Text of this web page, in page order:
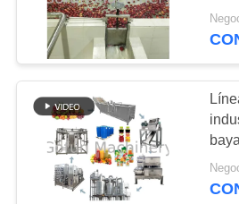
NOTICIAS
CASOS
PIDA
UNA
CITA
Línea de
Apple
de